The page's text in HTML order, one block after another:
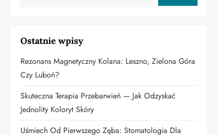
a
w
p
i
s
Ostatnie wpisy
Rezonans Magnetyczny Kolana: Leszno, Zielona Góra
Czy Luboń?
Skuteczna Terapia Przebarwień — Jak Odzyskać
Jednolity Koloryt Skóry
Uśmiech Od Pierwszego Zęba: Stomatologia Dla